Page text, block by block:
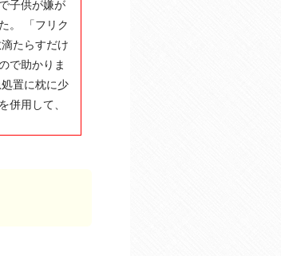
子供が嫌が
。 「フリク
たらすだけ
で助かりま
置に枕に少
併用して、